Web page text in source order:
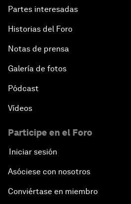
Partes interesadas
Historias del Foro
Notas de prensa
Galería de fotos
Pódcast
Vídeos
Participe en el Foro
Iniciar sesión
Asóciese con nosotros
Conviértase en miembro